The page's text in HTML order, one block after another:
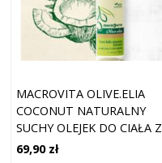
MACROVITA OLIVE.ELIA
COCONUT NATURALNY
SUCHY OLEJEK DO CIAŁA Z
BIO-OLIWĄ I OLEJKIEM
69,90 zł